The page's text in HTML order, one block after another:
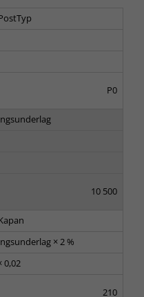
P0
10 500
× 2 %
0,02
210